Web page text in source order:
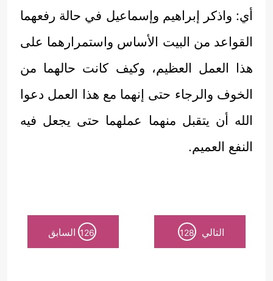
أي: واذكر إبراهيم وإسماعيل في حالة رفعهما
القواعد من البيت الأساس واستمرارهما على
هذا العمل العظيم، وكيف كانت حالهما من
الخوف والرجاء حتى إنهما مع هذا العمل دعوا
الله أن يتقبل منهما عملهما حتى يجعل فيه
النفع العميم.
التالي 128
126 السابق